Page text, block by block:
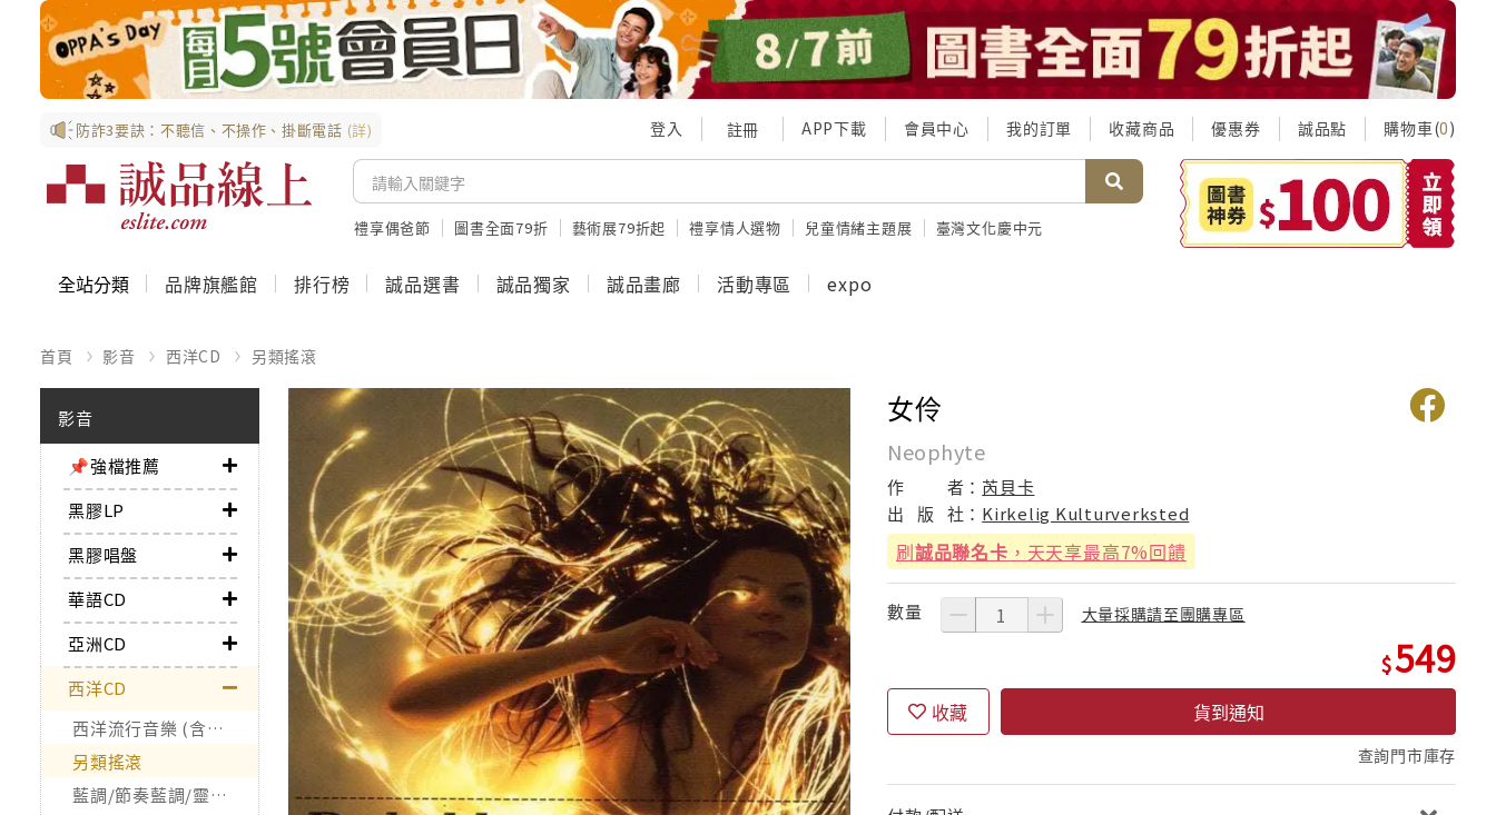
防詐3要訣：不聽信、不操作、掛斷電話 (詳) 登入 註冊 APP下載 會員中心 我的訂單 收藏商品 優惠券 誠品點 購物車(0)
禮享偶爸節 圖書全面79折 藝術展79折起 禮享情人選物 兒童情緒主題展 臺灣文化慶中元
全站分類 品牌旗艦館 排行榜 誠品選書 誠品獨家 誠品畫廊 活動專區 expo
首頁 影音 西洋CD 另類搖滾
影音
📌強檔推薦
黑膠LP
黑膠唱盤
華語CD
亞洲CD
西洋CD
西洋流行音樂 (含合輯)
另類搖滾
藍調/節奏藍調/靈魂樂/Funk
女伶
Neophyte
作 者： 芮貝卡
出
版 社： Kirkelig Kulturverksted
刷誠品聯名卡 ，天天享最高7%回饋
數量 大量採購請至團購專區
549
收藏 貨到通知
查詢門市庫存